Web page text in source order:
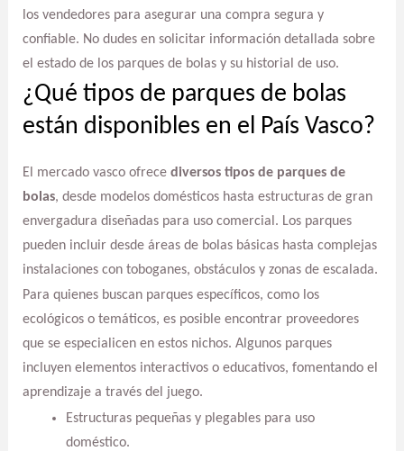
los vendedores para asegurar una compra segura y
confiable. No dudes en solicitar información detallada sobre
el estado de los parques de bolas y su historial de uso.
¿Qué tipos de parques de bolas
están disponibles en el País Vasco?
El mercado vasco ofrece diversos tipos de parques de
bolas, desde modelos domésticos hasta estructuras de gran
envergadura diseñadas para uso comercial. Los parques
pueden incluir desde áreas de bolas básicas hasta complejas
instalaciones con toboganes, obstáculos y zonas de escalada.
Para quienes buscan parques específicos, como los
ecológicos o temáticos, es posible encontrar proveedores
que se especialicen en estos nichos. Algunos parques
incluyen elementos interactivos o educativos, fomentando el
aprendizaje a través del juego.
Estructuras pequeñas y plegables para uso
doméstico.